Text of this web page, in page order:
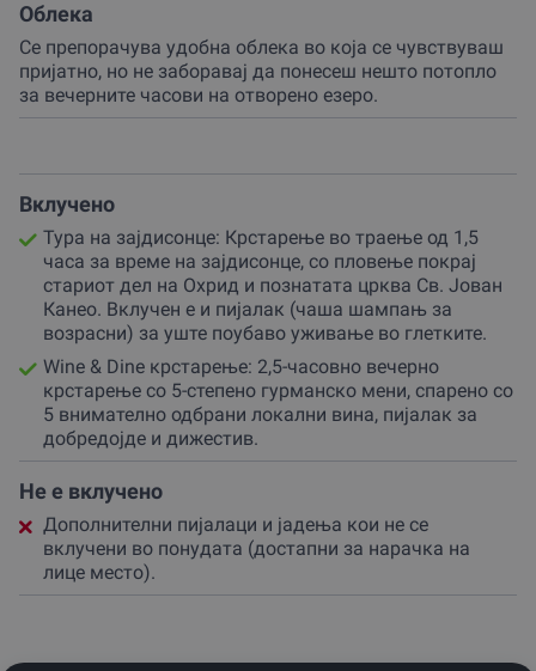
од твоето доживување да биде беспрекорен, без
разлика дали пловиш поблиску до брегот за да ги
видиш културните знаменитости или се упатуваш кон
отворените води за целосна тишина.
Оваа авантура е дизајнирана да ги задоволи и
највисоките очекувања, нудејќи ти слобода да уживаш
во природата на твој начин.
За време на крстарењето, ќе имаш можност да
дознаеш повеќе за тајните на езерото или едноставно
да му се препуштиш на ритамот на брановите со чаша
во раката.
Опцијата со вечера вклучува дегустација на
внимателно одбрани вина кои ја раскажуваат
приказната за македонското поднебје, надополнети
со автентични сирења и закуски.
Доколку пак ја избереш панорамската тура на
зајдисонце, фокусот останува на нескротливата
убавина на Охрид во неговите најдраматични часови,
кога светлината и сенките создаваат уметност на
површината на водата.
Облека
Се препорачува удобна облека во која се чувствуваш
пријатно, но не заборавај да понесеш нешто потопло
за вечерните часови на отворено езеро.
Вклучено
Тура на зајдисонце: Крстарење во траење од 1,5
часа за време на зајдисонце, со пловење покрај
стариот дел на Охрид и познатата црква Св. Јован
Канео. Вклучен е и пијалак (чаша шампањ за
возрасни) за уште поубаво уживање во глетките.
Wine & Dine крстарење: 2,5-часовно вечерно
крстарење со 5-степено гурманско мени, спарено со
5 внимателно одбрани локални вина, пијалак за
добредојде и дижестив.
Не е вклучено
Дополнителни пијалаци и јадења кои не се
вклучени во понудата (достапни за нарачка на
лице место).